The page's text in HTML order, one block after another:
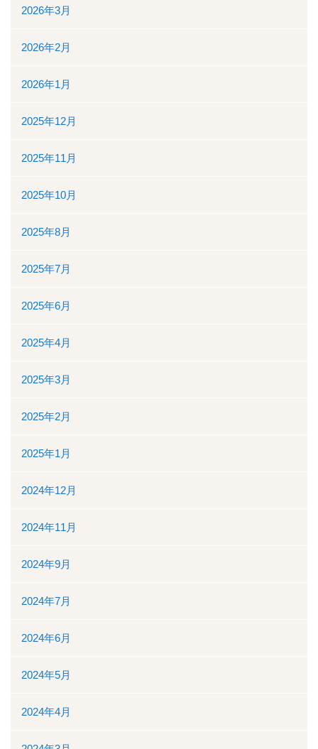
訪問看護ステーション・居宅介護支援事業所
医事課
臨床工学課
地域医療連携
地域医療連携の業務
患者様の紹介
医療福祉相談
2026年3月
2026年2月
2026年1月
2025年12月
2025年11月
2025年10月
2025年8月
2025年7月
2025年6月
2025年4月
2025年3月
2025年2月
2025年1月
2024年12月
2024年11月
2024年9月
2024年7月
2024年6月
2024年5月
2024年4月